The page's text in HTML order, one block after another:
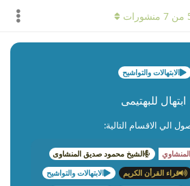
الابتهالات والتواشيح
ابتهال للبهتيمى
الي الاقسام التالية:
الشيخ محمود صديق المنشاوى
قراء القرأن الكريم
الابتهالات والتواشيح
من7 منشورات